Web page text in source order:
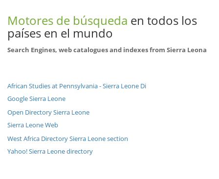
Motores de búsqueda en todos los
países en el mundo
Search Engines, web catalogues and indexes from Sierra Leona
African Studies at Pennsylvania - Sierra Leone Di
Google Sierra Leone
Open Directory Sierra Leone
Sierra Leone Web
West Africa Directory Sierra Leone section
Yahoo! Sierra Leone directory